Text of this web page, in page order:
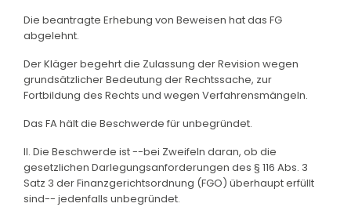
Die beantragte Erhebung von Beweisen hat das FG
abgelehnt.
Der Kläger begehrt die Zulassung der Revision wegen
grundsätzlicher Bedeutung der Rechtssache, zur
Fortbildung des Rechts und wegen Verfahrensmängeln.
Das FA hält die Beschwerde für unbegründet.
II. Die Beschwerde ist --bei Zweifeln daran, ob die
gesetzlichen Darlegungsanforderungen des § 116 Abs. 3
Satz 3 der Finanzgerichtsordnung (FGO) überhaupt erfüllt
sind-- jedenfalls unbegründet.